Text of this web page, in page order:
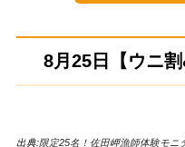
8月25日【ウニ割
出典:限定25名！佐田岬漁師体験モ